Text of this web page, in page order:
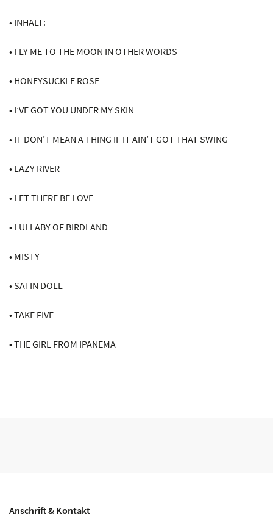
• INHALT:
• FLY ME TO THE MOON IN OTHER WORDS
• HONEYSUCKLE ROSE
• I’VE GOT YOU UNDER MY SKIN
• IT DON’T MEAN A THING IF IT AIN’T GOT THAT SWING
• LAZY RIVER
• LET THERE BE LOVE
• LULLABY OF BIRDLAND
• MISTY
• SATIN DOLL
• TAKE FIVE
• THE GIRL FROM IPANEMA
Anschrift & Kontakt